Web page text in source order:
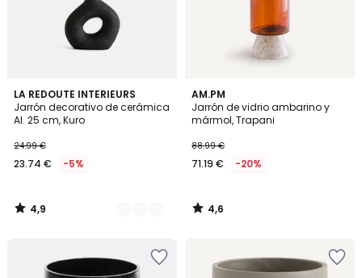
LA REDOUTE INTERIEURS
Jarrón decorativo de cerámica
Al. 25 cm, Kuro
24.99 €
23.74 € -5%
4,9
/ 5
2
Colores
4,9
/
AM.PM
Jarrón de vidrio ambarino y
mármol, Trapani
88.99 €
71.19 € -20%
4,6
/ 5
4,6
/